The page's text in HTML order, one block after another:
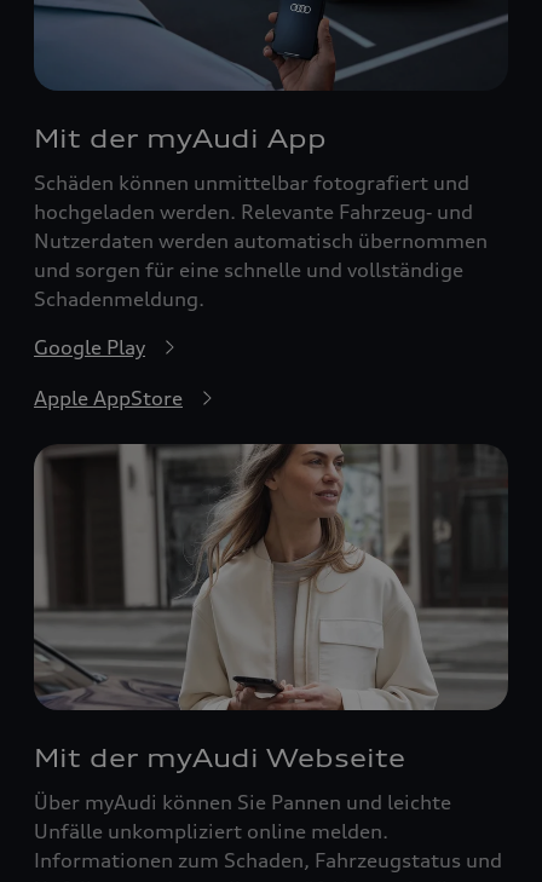
Mit der myAudi App
Schäden können unmittelbar fotografiert und
hochgeladen werden. Relevante Fahrzeug‑ und
Nutzerdaten werden automatisch übernommen
und sorgen für eine schnelle und vollständige
Schadenmeldung.
Google Play
Apple AppStore
Mit der myAudi Webseite
Über myAudi können Sie Pannen und leichte
Unfälle unkompliziert online melden.
Informationen zum Schaden, Fahrzeugstatus und